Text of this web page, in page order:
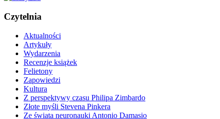
Czytelnia
Aktualności
Artykuły
Wydarzenia
Recenzje książek
Felietony
Zapowiedzi
Kultura
Z perspektywy czasu Philipa Zimbardo
Złote myśli Stevena Pinkera
Ze świata neuronauki Antonio Damasio